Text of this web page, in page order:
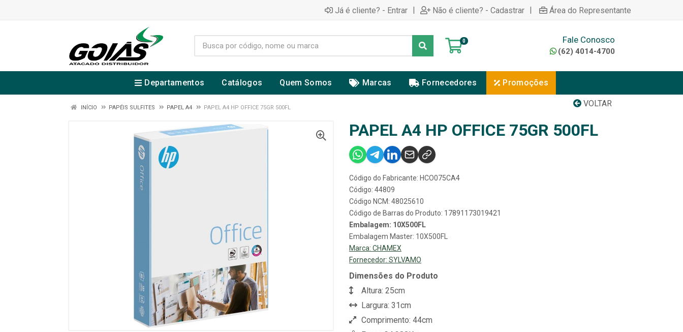
Já é cliente? - Entrar | Não é cliente? - Cadastrar | Área do Representante
0 Fale Conosco
(62) 4014-4700
Departamentos Catálogos Quem Somos Marcas Fornecedores Promoções
VOLTAR
INÍCIO PAPÉIS SULFITES PAPEL A4 PAPEL A4 HP OFFICE 75GR 500FL
PAPEL A4 HP OFFICE 75GR 500FL
Código do Fabricante: HCO075CA4
Código: 44809
Código NCM: 48025610
Código de Barras do Produto: 17891173019421
Embalagem: 10X500FL
Embalagem Master: 10X500FL
Marca: CHAMEX
Fornecedor: SYLVAMO
Dimensões do Produto
Altura: 25cm
Largura: 31cm
Comprimento: 44cm